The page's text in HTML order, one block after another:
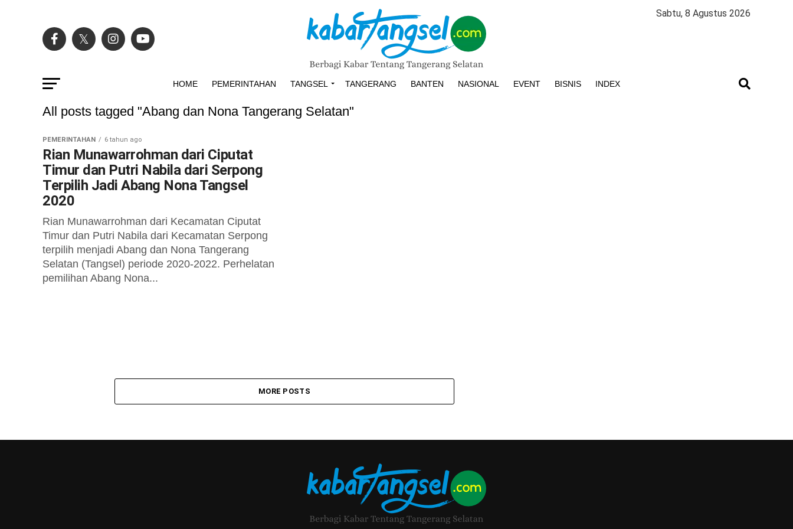
Sabtu, 8 Agustus 2026
HOME PEMERINTAHAN TANGSEL TANGERANG BANTEN NASIONAL EVENT BISNIS INDEX
All posts tagged "Abang dan Nona Tangerang Selatan"
PEMERINTAHAN 6 tahun ago
Rian Munawarrohman dari Ciputat
Timur dan Putri Nabila dari Serpong
Terpilih Jadi Abang Nona Tangsel
2020
Rian Munawarrohman dari Kecamatan Ciputat
Timur dan Putri Nabila dari Kecamatan Serpong
terpilih menjadi Abang dan Nona Tangerang
Selatan (Tangsel) periode 2020-2022. Perhelatan
pemilihan Abang Nona...
MORE POSTS